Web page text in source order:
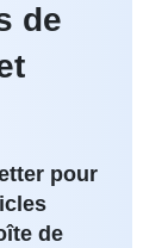
de
pour
de